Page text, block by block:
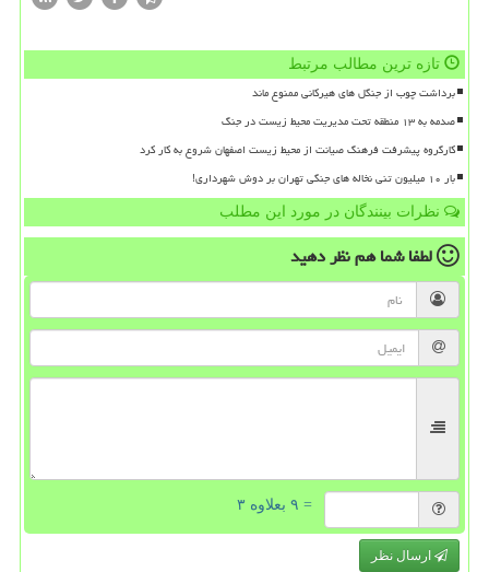
تازه ترین مطالب مرتبط
برداشت چوب از جنگل های هیرکانی ممنوع ماند
صدمه به ۱۳ منطقه تحت مدیریت محیط زیست در جنگ
کارگروه پیشرفت فرهنگ صیانت از محیط زیست اصفهان شروع به کار کرد
بار ۱۰ میلیون تنی نخاله های جنگی تهران بر دوش شهرداری!
نظرات بینندگان در مورد این مطلب
لطفا شما همنظر دهید
= ۹ بعلاوه ۳
ارسال نظر